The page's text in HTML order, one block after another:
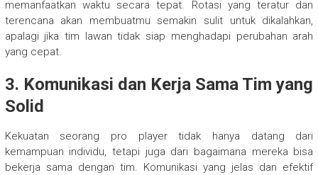
memanfaatkan waktu secara tepat. Rotasi yang teratur dan
terencana akan membuatmu semakin sulit untuk dikalahkan,
apalagi jika tim lawan tidak siap menghadapi perubahan arah
yang cepat.
3. Komunikasi dan Kerja Sama Tim yang
Solid
Kekuatan seorang pro player tidak hanya datang dari
kemampuan individu, tetapi juga dari bagaimana mereka bisa
bekerja sama dengan tim. Komunikasi yang jelas dan efektif